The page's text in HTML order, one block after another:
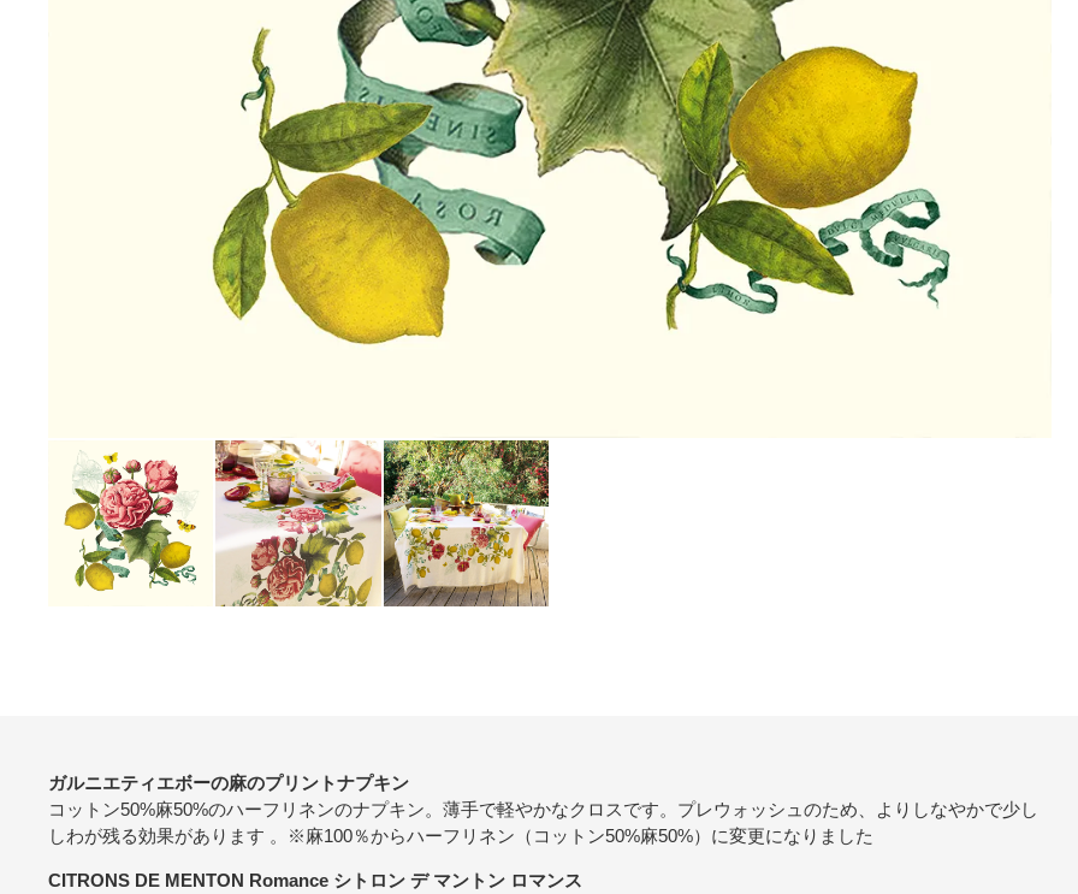
ガルニエティエボーの麻のプリントナプキン
コットン50%麻50%のハーフリネンのナプキン。薄手で軽やかなクロスです。プレウォッシュのため、よりしなやかで少し
しわが残る効果があります 。※麻100％からハーフリネン（コットン50%麻50%）に変更になりました
CITRONS DE MENTON Romance シトロン デ マントン ロマンス